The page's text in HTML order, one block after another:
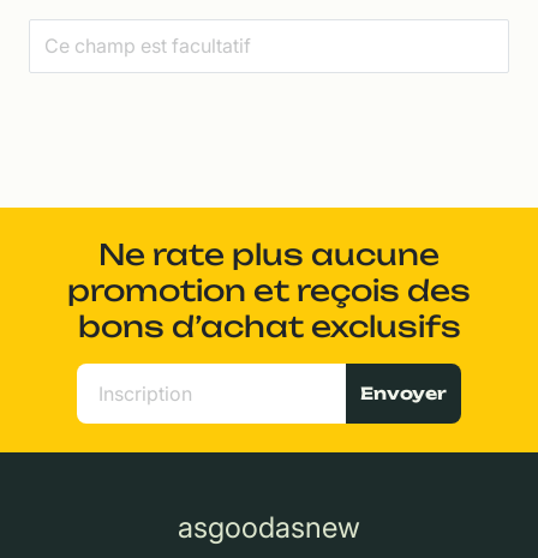
Ne rate plus aucune
promotion et reçois des
bons d’achat exclusifs
Envoyer
asgoodasnew